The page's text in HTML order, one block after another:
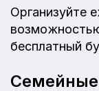
Организуйте
бесплатный